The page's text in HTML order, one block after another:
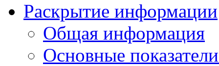
Раскрытие информации
Общая информация
Основные